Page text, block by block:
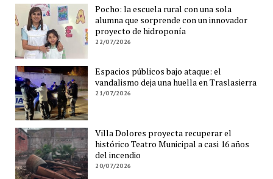
Pocho: la escuela rural con una sola
alumna que sorprende con un innovador
proyecto de hidroponía
22/07/2026
Espacios públicos bajo ataque: el
vandalismo deja una huella en Traslasierra
21/07/2026
Villa Dolores proyecta recuperar el
histórico Teatro Municipal a casi 16 años
del incendio
20/07/2026